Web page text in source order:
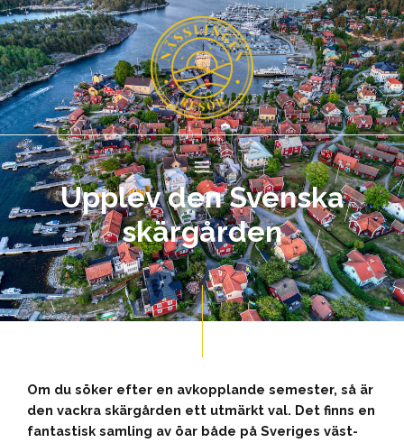
Upplev den Svenska
skärgården
Om du söker efter en avkopplande semester, så är
den vackra skärgården ett utmärkt val. Det finns en
fantastisk samling av öar både på Sveriges väst-